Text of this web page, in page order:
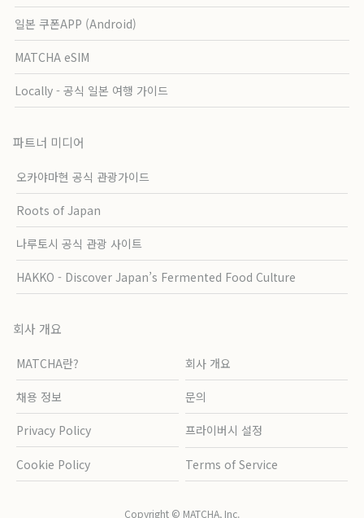
일본 쿠폰APP (Android)
MATCHA eSIM
Locally - 공식 일본 여행 가이드
파트너 미디어
오카야마현 공식 관광가이드
Roots of Japan
나루토시 공식 관광 사이트
HAKKO - Discover Japan’s Fermented Food Culture
회사 개요
MATCHA란? 회사 개요
채용 정보 문의
Privacy Policy 프라이버시 설정
Cookie Policy Terms of Service
Copyright © MATCHA, Inc.